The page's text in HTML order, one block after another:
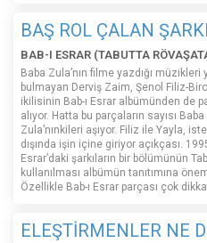
BAŞ ROL ÇALAN
BAB-I ESRAR (TABUTTA
Baba Zula’nın filme yazdığı müzikleri
bulmayan Derviş Zaim, Şenol Filiz-
ikilisinin Bab-ı Esrar albümünden de
alıyor. Hatta bu parçaların sayısı Baba
Zula’nınkileri aşıyor. Filiz ile Yayla,
dışında işin içine giriyor açıkçası.
Esrar’daki şarkıların bir bölümünün
kullanılması albümün tanıtımına
Özellikle Bab-ı Esrar parçası çok
ELEŞTİRMENLER NE